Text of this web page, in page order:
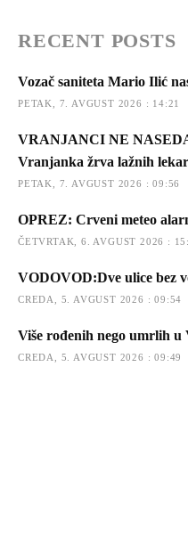
RECENT POSTS
Vozač saniteta Mario Ilić
PETAK, 7. AVGUST 2026 : 14:21
VRANJANCI NE
Vranjanka žrva lažnih
PETAK, 7. AVGUST 2026 : 09:56
OPREZ: Crveni meteo
ČETVRTAK, 6. AVGUST 2026 :
VODOVOD:Dve ulice bez
CREDA, 5. AVGUST 2026 : 09:54
Više rođenih nego umrlih
CREDA, 5. AVGUST 2026 : 09:49